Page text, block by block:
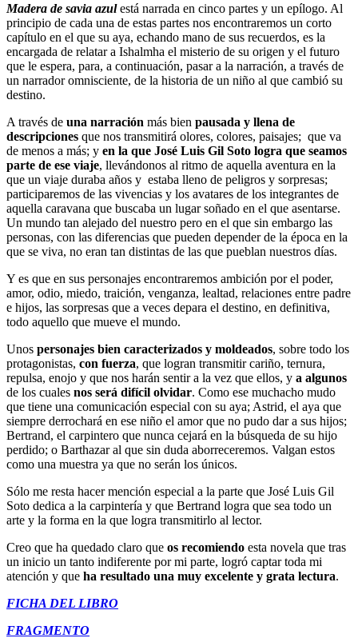
Madera de savia azulestá narrada en cinco partes y un epílogo. Al
principio de cada una de estas partes nos encontraremos un corto
capítulo en el que su aya, echando mano de sus recuerdos, es la
encargada de relatar a Ishalmha el misterio de su origen y el futuro
que le espera, para, a continuación, pasar a la narración, a través de
un narrador omnisciente, de la historia de un niño al que cambió su
destino.
A través de una narración más bien pausada y llena de
descripciones que nos transmitirá olores, colores, paisajes; que va
de menos a más; y en la que José Luis Gil Soto logra que seamos
parte de ese viaje, llevándonos al ritmo de aquella aventura en la
que un viaje duraba años y estaba lleno de peligros y sorpresas;
participaremos de las vivencias y los avatares de los integrantes de
aquella caravana que buscaba un lugar soñado en el que asentarse.
Un mundo tan alejado del nuestro pero en el que sin embargo las
personas, con las diferencias que pueden depender de la época en la
que se viva, no eran tan distintas de las que pueblan nuestros días.
Y es que en sus personajes encontraremos ambición por el poder,
amor, odio, miedo, traición, venganza, lealtad, relaciones entre padre
e hijos, las sorpresas que a veces depara el destino, en definitiva,
todo aquello que mueve el mundo.
Unos personajes bien caracterizados y moldeados, sobre todo los
protagonistas, con fuerza, que logran transmitir cariño, ternura,
repulsa, enojo y que nos harán sentir a la vez que ellos, y a algunos
de los cuales nos será difícil olvidar. Como ese muchacho mudo
que tiene una comunicación especial con su aya; Astrid, el aya que
siempre derrochará en ese niño el amor que no pudo dar a sus hijos;
Bertrand, el carpintero que nunca cejará en la búsqueda de su hijo
perdido; o Barthazar al que sin duda aborreceremos. Valgan estos
como una muestra ya que no serán los únicos.
Sólo me resta hacer mención especial a la parte que José Luis Gil
Soto dedica a la carpintería y que Bertrand logra que sea todo un
arte y la forma en la que logra transmitirlo al lector.
Creo que ha quedado claro que os recomiendo esta novela que tras
un inicio un tanto indiferente por mi parte, logró captar toda mi
atención y que ha resultado una muy excelente y grata lectura.
FICHA DEL LIBRO
FRAGMENTO